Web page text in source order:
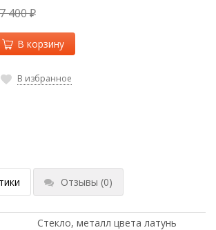
400₽
В корзину
В избранное
Отзывы (0)
Стекло, металл цвета латунь